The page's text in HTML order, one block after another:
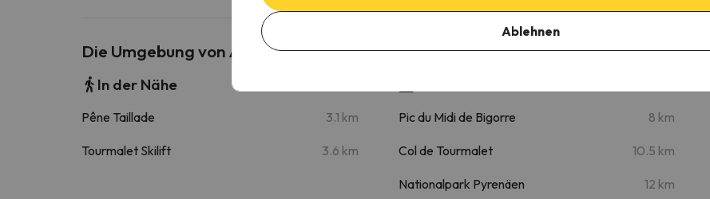
Die Umgebung von Andemu Studio Cabine 2 à 4 Personnes Barèges
In der Nähe
Pêne Taillade 3.1 km
Tourmalet Skilift 3.6 km
Pic du Midi de Bigorre 8 km
Col de Tourmalet 10.5 km
Nationalpark Pyrenäen 12 km
Ablehnen